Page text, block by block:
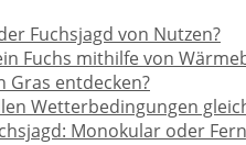
Fuchsjagd von Nutzen?
Fuchs mithilfe von
Gras entdecken?
Wetterbedingungen
Monokular oder